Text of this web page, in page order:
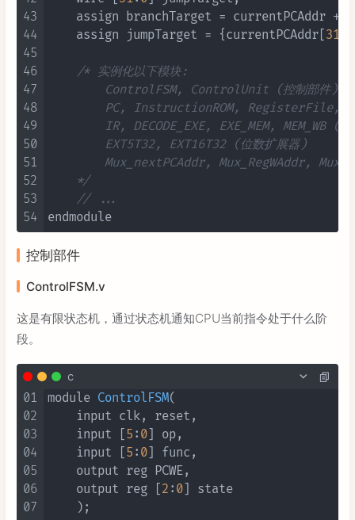
43
44
45
46
47
48
49
50
51
52
53
54
    assign branchTarget = currentPCAddr +
    assign jumpTarget = {currentPCAddr[
31
/* 实例化以下模块:
        ControlFSM, ControlUnit (控制部件)
PC, InstructionROM, RegisterFile,
IR, DECODE_EXE, EXE_MEM, MEM_WB (阶段
        EXT5T32, EXT16T32 (位数扩展器)
Mux_nextPCAddr, Mux_RegWAddr,
    */
// ...
控制部件
ControlFSM.v
这是有限状态机，通过状态机通知CPU当前指令处于什么阶
段。
c
01
02
03
04
05
06
07
module ControlFSM(
    input clk, reset,
    input [
5 : 0 ] op,
    input [
5 : 0 ] func,
    output reg PCWE,
    output reg [
2 : 0 ] state
    )
;